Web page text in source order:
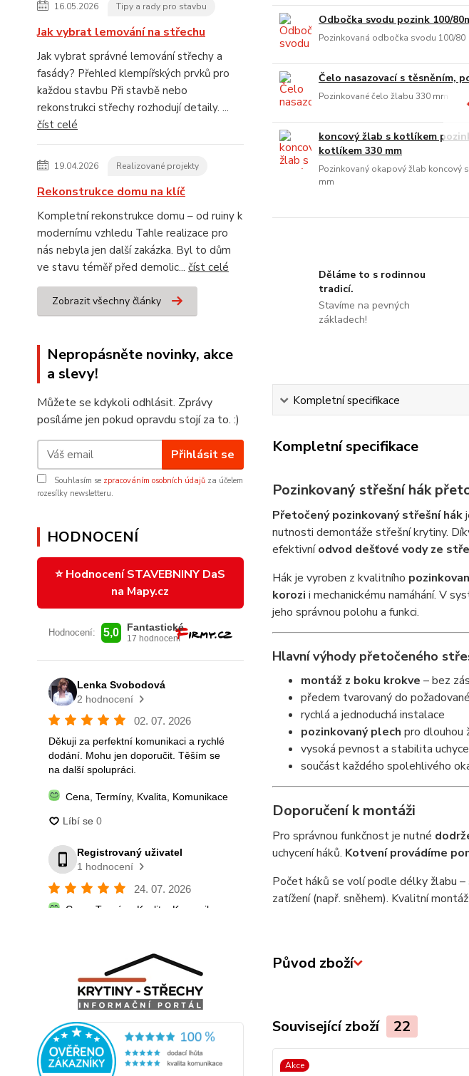
16.05.2026 Tipy a rady pro stavbu
Jak vybrat lemování na střechu
Jak vybrat správné lemování střechy a
fasády? Přehled klempířských prvků pro
každou stavbu Při stavbě nebo
rekonstrukci střechy rozhodují detaily. ...
číst celé
19.04.2026 Realizované projekty
Rekonstrukce domu na klíč
Kompletní rekonstrukce domu – od ruiny k
modernímu vzhledu Tahle realizace pro
nás nebyla jen další zakázka. Byl to dům
ve stavu téměř před demolic... číst celé
Zobrazit všechny články
Nepropásněte novinky, akce
a slevy!
Můžete se kdykoli odhlásit. Zprávy
posíláme jen pokud opravdu stojí za to. :)
Přihlásit se
Souhlasím se zpracováním osobních údajů za účelem
rozesílky newsletteru.
HODNOCENÍ
⭐ Hodnocení STAVEBNINY DaS
na Mapy.cz
Odbočka svodu pozink 100/
Pozinkovaná odbočka svodu 100/80
Čelo nasazovací s těsněním,
Pozinkované čelo žlabu 330 mm
koncový žlab s kotlíkem
kotlíkem 330 mm
Pozinkovaný okapový žlab koncový
mm
Děláme to s rodinnou
tradicí.
Stavíme na pevných
základech!
Kompletní specifikace
Kompletní specifikace
Pozinkovaný střešní hák
Přetočený pozinkovaný střešní hák
nutnosti demontáže střešní krytiny.
efektivníodvod dešťové vody ze
Hák je vyroben z kvalitního
korozi i mechanickému namáhání. V
jeho správnou polohu a funkci.
Hlavní výhody přetočeného
montáž z boku krokve – bez
předem tvarovaný do
rychlá a jednoduchá instalace
pozinkovaný plech pro dlouhou
vysoká pevnost a stabilita
součást každého spolehlivého
Doporučení k montáži
Pro správnou funkčnost je nutné
uchycení háků. Kotvení provádíme
Počet háků se volí podle délky žlabu
zatížení (např. sněhem). Kvalitní
Původ zboží
Související zboží 22
Akce